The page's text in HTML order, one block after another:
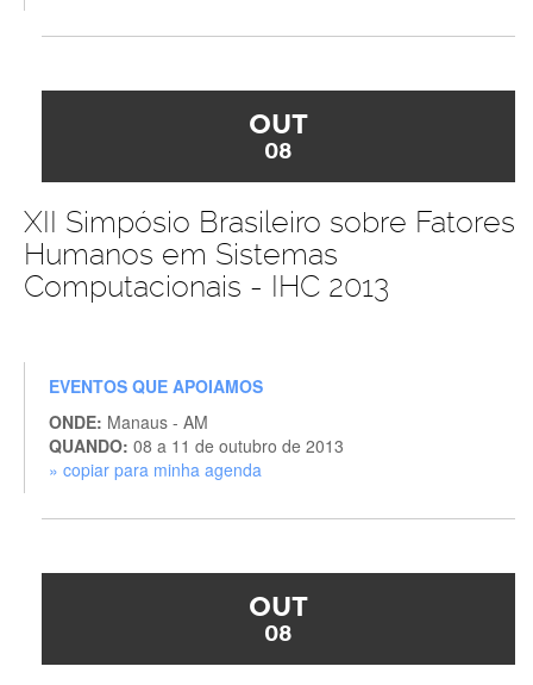
OUT
08
XII Simpósio Brasileiro sobre Fatores
Humanos em Sistemas
Computacionais - IHC 2013
EVENTOS QUE APOIAMOS
ONDE: Manaus - AM
QUANDO: 08 a 11 de outubro de 2013
» copiar para minha agenda
OUT
08